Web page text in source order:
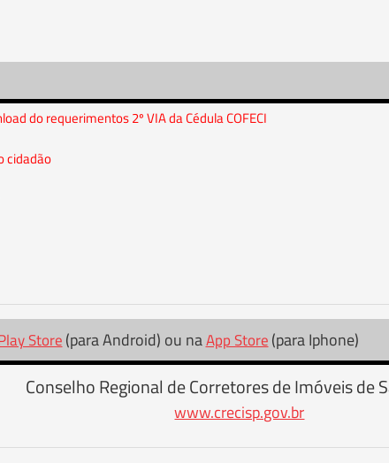
do requerimentos 2º VIA da Cédula COFECI
cidadão
Store (para Android) ou naApp Store (para Iphone)
Conselho Regional de Corretores de Imóveis de
www.crecisp.gov.br